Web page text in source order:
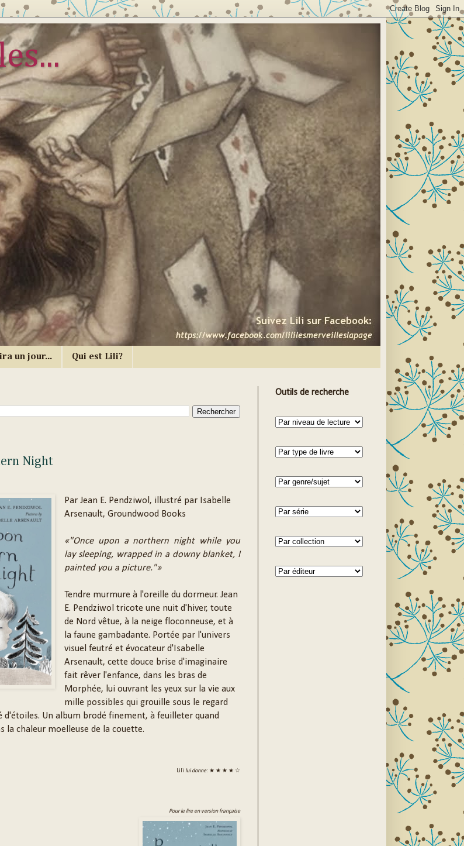
un jour... Qui est Lili?
Night
Par Jean E. Pendziwol, illustré par Isabelle
Arsenault, Groundwood Books
«"Once upon a northern night while you
lay sleeping, wrapped in a downy blanket, I
painted you a picture."»
Tendre murmure à l'oreille du dormeur. Jean
E. Pendziwol tricote une nuit d'hiver, toute
de Nord vêtue, à la neige floconneuse, et à
la faune gambadante. Portée par l'univers
visuel feutré et évocateur d'Isabelle
Arsenault, cette douce brise d'imaginaire
fait rêver l'enfance, dans les bras de
Morphée, lui ouvrant les yeux sur la vie aux
mille possibles qui grouille sous le regard
d'étoiles. Un album brodé finement, à feuilleter quand
la chaleur moelleuse de la couette.
Lili lui donne: ★ ★ ★ ★ ☆
Pour le lire en version française
Outils de recherche